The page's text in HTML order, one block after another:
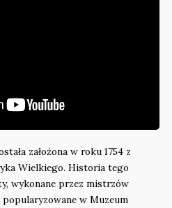
założona w roku 1754 z
Wielkiego. Historia tego
wykonane przez mistrzów
w Muzeum